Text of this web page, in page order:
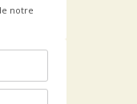
notre